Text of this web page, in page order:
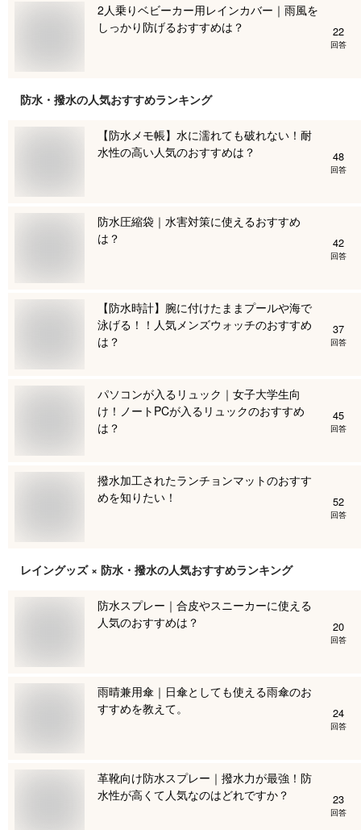
2人乗りベビーカー用レインカバー｜雨風を
しっかり防げるおすすめは？
22
回答
防水・撥水の人気おすすめランキング
【防水メモ帳】水に濡れても破れない！耐
水性の高い人気のおすすめは？
48
回答
防水圧縮袋｜水害対策に使えるおすすめ
は？
42
回答
【防水時計】腕に付けたままプールや海で
泳げる！！人気メンズウォッチのおすすめ
は？
37
回答
パソコンが入るリュック｜女子大学生向
け！ノートPCが入るリュックのおすすめ
は？
45
回答
撥水加工されたランチョンマットのおすす
めを知りたい！
52
回答
レイングッズ × 防水・撥水の人気おすすめランキング
防水スプレー｜合皮やスニーカーに使える
人気のおすすめは？
20
回答
雨晴兼用傘｜日傘としても使える雨傘のお
すすめを教えて。
24
回答
革靴向け防水スプレー｜撥水力が最強！防
水性が高くて人気なのはどれですか？
23
回答